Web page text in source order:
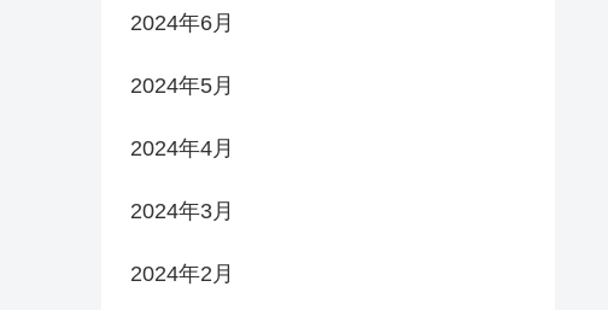
2024年6月
2024年5月
2024年4月
2024年3月
2024年2月